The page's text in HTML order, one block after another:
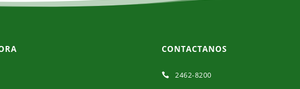
CONTACTANOS
 2462-8200